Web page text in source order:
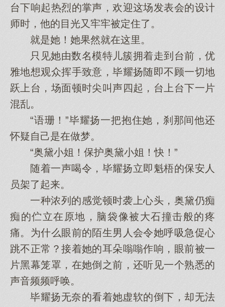
台下响起热烈的掌声，欢迎这场发表会的设计
师时，他的目光又牢牢被定住了。
就是她！她果然就在这里。
只见她由数名模特儿簇拥着走到台前，优
雅地想观众挥手致意，毕耀扬随即不顾一切地
跃上台，场面顿时尖叫声四起，台上台下一片
混乱。
“语珊！”毕耀扬一把抱住她，刹那间他还
怀疑自己是在做梦。
“奥黛小姐！保护奥黛小姐！快！”
随着一声喝令，毕耀扬立即魁梧的保安人
员架了起来。
一种浓列的感觉顿时袭上心头，奥黛仍痴
痴的伫立在原地，脑袋像被大石撞击般的疼
痛。为什么眼前的陌生男人会令她呼吸急促心
跳不正常？接着她的耳朵嗡嗡作响，眼前被一
片黑幕笼罩，在她倒之前，还听见一个熟悉的
声音频频呼唤。
毕耀扬无奈的看着她虚软的倒下，却无法